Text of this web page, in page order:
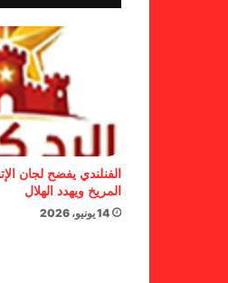
الفنلندي يفضح لجان
المريخ ويهدد الهلال
14 يونيو، 2026